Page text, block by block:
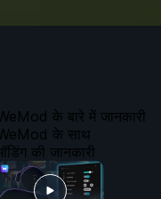
के बारे में जानकारी
के साथ
की जानकारी